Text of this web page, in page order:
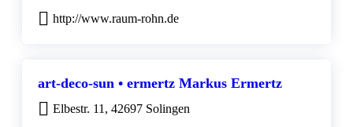
http://www.raum-rohn.de
art-deco-sun • ermertz Markus Ermertz
Elbestr. 11, 42697 Solingen